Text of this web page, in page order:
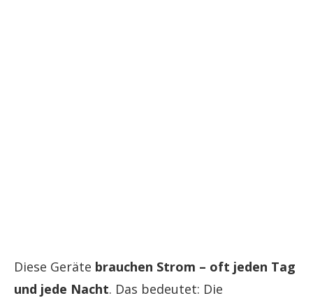
Diese Geräte brauchen Strom – oft jeden Tag
und jede Nacht. Das bedeutet: Die